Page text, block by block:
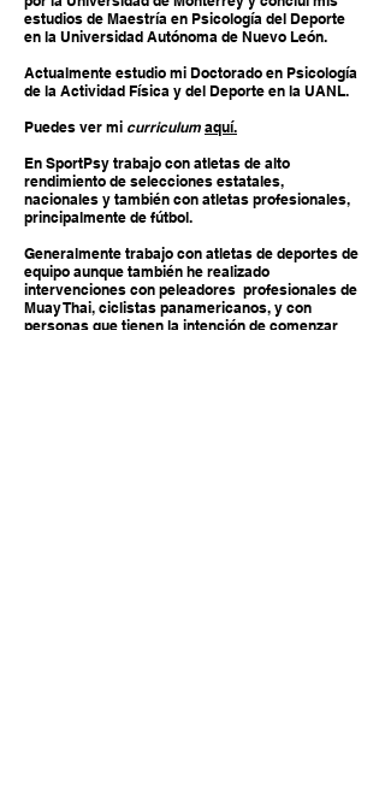
estudios de Maestría en Psicología del Deporte
en la Universidad Autónoma de Nuevo León.
Actualmente estudio mi Doctorado en Psicología
de la Actividad Física y del Deporte en la UANL.
Puedes ver mi curriculum aquí.
En SportPsy trabajo con atletas de alto
rendimiento de selecciones estatales,
nacionales y también con atletas profesionales,
principalmente de fútbol.
Generalmente trabajo con atletas de deportes de
equipo aunque también he realizado
intervenciones con peleadores profesionales de
Muay Thai, ciclistas panamericanos, y con
personas que tienen la intención de comenzar